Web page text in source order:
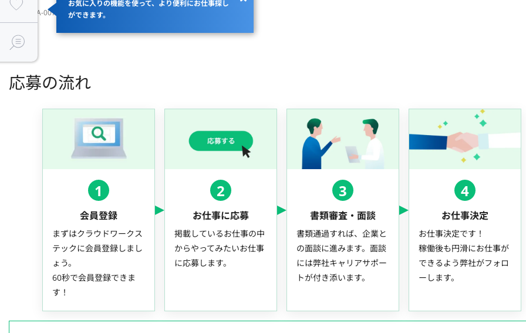
お気に入りの機能を使って、より便利にお仕事探し
ができます。
JOBID：JA-007114
応募の流れ
1
会員登録
まずはクラウドワークス
テックに会員登録しまし
ょう。
60秒で会員登録できま
す！
2
お仕事に応募
掲載しているお仕事の中
からやってみたいお仕事
に応募します。
3
書類審査・面談
書類通過すれば、企業と
の面談に進みます。面談
には弊社キャリアサポー
トが付き添います。
4
お仕事決定
お仕事決定です！
稼働後も円滑にお仕事が
できるよう弊社がフォロ
ーします。